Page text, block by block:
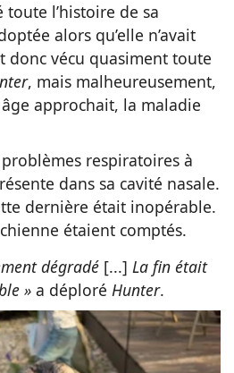
toute l’histoire de sa
alors qu’elle n’avait
donc vécu quasiment toute
, mais malheureusement,
approchait, la maladie
respiratoires à
dans sa cavité nasale.
dernière était inopérable.
étaient comptés.
dégradé [...] La fin était
» a déploré Hunter.